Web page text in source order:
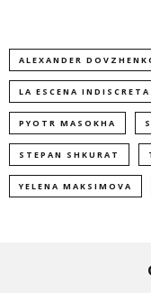
ALEXANDER
LA ESCENA INDISCRETA
PYOTR MASOKHA
STEPAN SHKURAT
YELENA MAKSIMOVA